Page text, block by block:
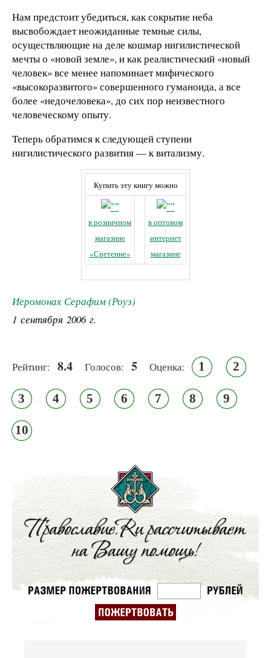
Нам предстоит убедиться, как сокрытие неба
высвобождает неожиданные темные силы,
осуществляющие на деле кошмар нигилистической
мечты о «новой земле», и как реалистический «новый
человек» все менее напоминает мифического
«высокоразвитого» совершенного гуманоида, а все
более «недочеловека», до сих пор неизвестного
человеческому опыту.
Теперь обратимся к следующей ступени
нигилистического развития — к витализму.
Купить эту книгу можно
в розничном
магазине
«Сретение»
в оптовом
интернет
магазине
Иеромонах Серафим (Роуз)
1 сентября 2006 г.
Рейтинг: 8.4 Голосов: 5 Оценка: 1 2
3 4 5 6 7 8 9
10